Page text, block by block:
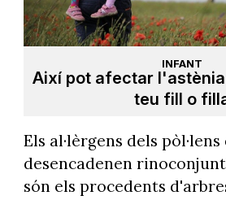
INFANT
Així pot afectar
teu fill o
Els al·lèrgens dels pòl·lens
desencadenen
són els procedents